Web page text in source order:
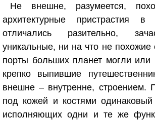
Не внешне, разумеется,
архитектурные пристрастия
отличались разительно,
уникальные, ни на что не похожие
порты больших планет могли или
крепко выпившие
внешне – внутренне, строением.
под кожей и костями одинаковый
исполняющих одни и те же